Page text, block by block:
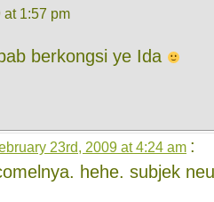
at 1:57 pm
berkongsi ye Ida
23rd, 2009 at 4:24 am :
hehe. subjek